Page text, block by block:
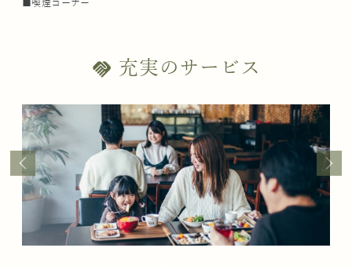
■喫煙コーナー
handshake 充実のサービス